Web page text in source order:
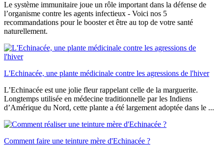
Le système immunitaire joue un rôle important dans la défense de
l’organisme contre les agents infectieux - Voici nos 5
recommandations pour le booster et être au top de votre santé
naturellement.
L'Echinacée, une plante médicinale contre les agressions de l'hiver
L’Echinacée est une jolie fleur rappelant celle de la marguerite.
Longtemps utilisée en médecine traditionnelle par les Indiens
d’Amérique du Nord, cette plante a été largement adoptée dans le ...
Comment faire une teinture mère d'Echinacée ?